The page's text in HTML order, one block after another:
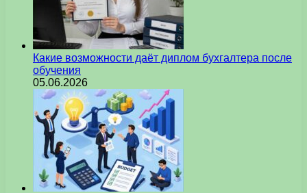
Какие возможности даёт диплом бухгалтера после
обучения
05.06.2026